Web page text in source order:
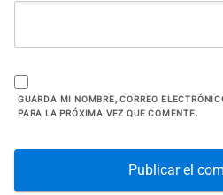
GUARDA MI NOMBRE, CORREO
PARA LA PRÓXIMA VEZ QUE COMENTE.